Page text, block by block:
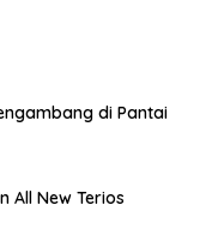
di Pantai
All New Terios